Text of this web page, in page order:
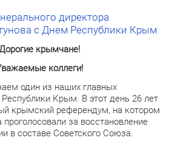
директора
с Днем Республики Крым
крымчане!
коллеги!
один из наших главных
Крым. В этот день 26 лет
крымский референдум, на котором
за восстановление
в составе Советского Союза.